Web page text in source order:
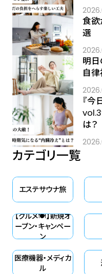
食欲
選
明日
自
『今
は？
カテゴリ一覧
エステサウナ旅
【グルメ🍽】新規オ
ープン・キャンペー
ン
医療機器・メディカ
ル